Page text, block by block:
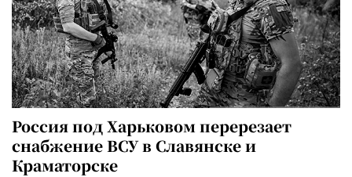
Россия под Харьковом перерезает
снабжение ВСУ в Славянске и
Краматорске